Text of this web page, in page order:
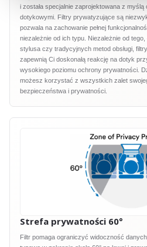
i została specjalnie zaprojektowana z
dotykowymi. Filtry prywatyzujące są
pozwala na zachowanie pełnej
niezależnie od ich typu. Niezależnie od
stylusa czy tradycyjnych metod obsługi, filtry
zapewnią Ci doskonałą reakcję na dotyk
wysokiego poziomu ochrony prywatności.
możesz korzystać z wszystkich zalet
bezpieczeństwa i prywatności.
Strefa prywatności 60°
Filtr pomaga ograniczyć widoczność